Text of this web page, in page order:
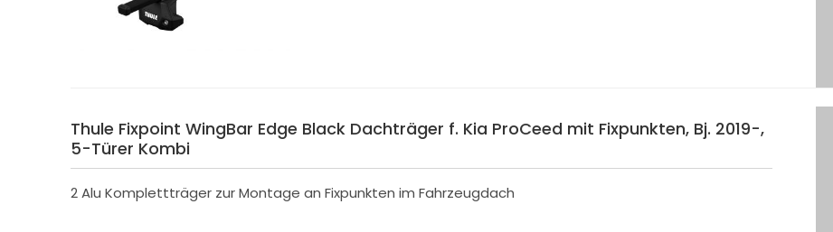
Thule Fixpoint WingBar Edge Black Dachträger f. Kia ProCeed mit Fixpunkten, Bj. 2019-,
5-Türer Kombi
2 Alu Komplettträger zur Montage an Fixpunkten im Fahrzeugdach